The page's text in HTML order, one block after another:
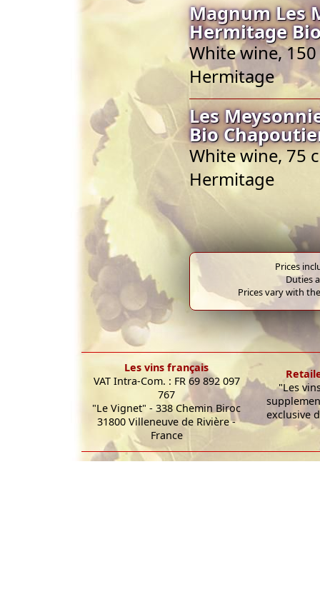
Magnum Les
Hermitage
White wine, 150
Hermitage
Les
Bio
White wine, 75
Hermitage
Prices
Duties
Prices vary with
Les vins français
VAT Intra-Com. : FR 69 892 097
767
"Le Vignet" - 338 Chemin Biroc
31800 Villeneuve de Rivière -
France
"Les
exclusive